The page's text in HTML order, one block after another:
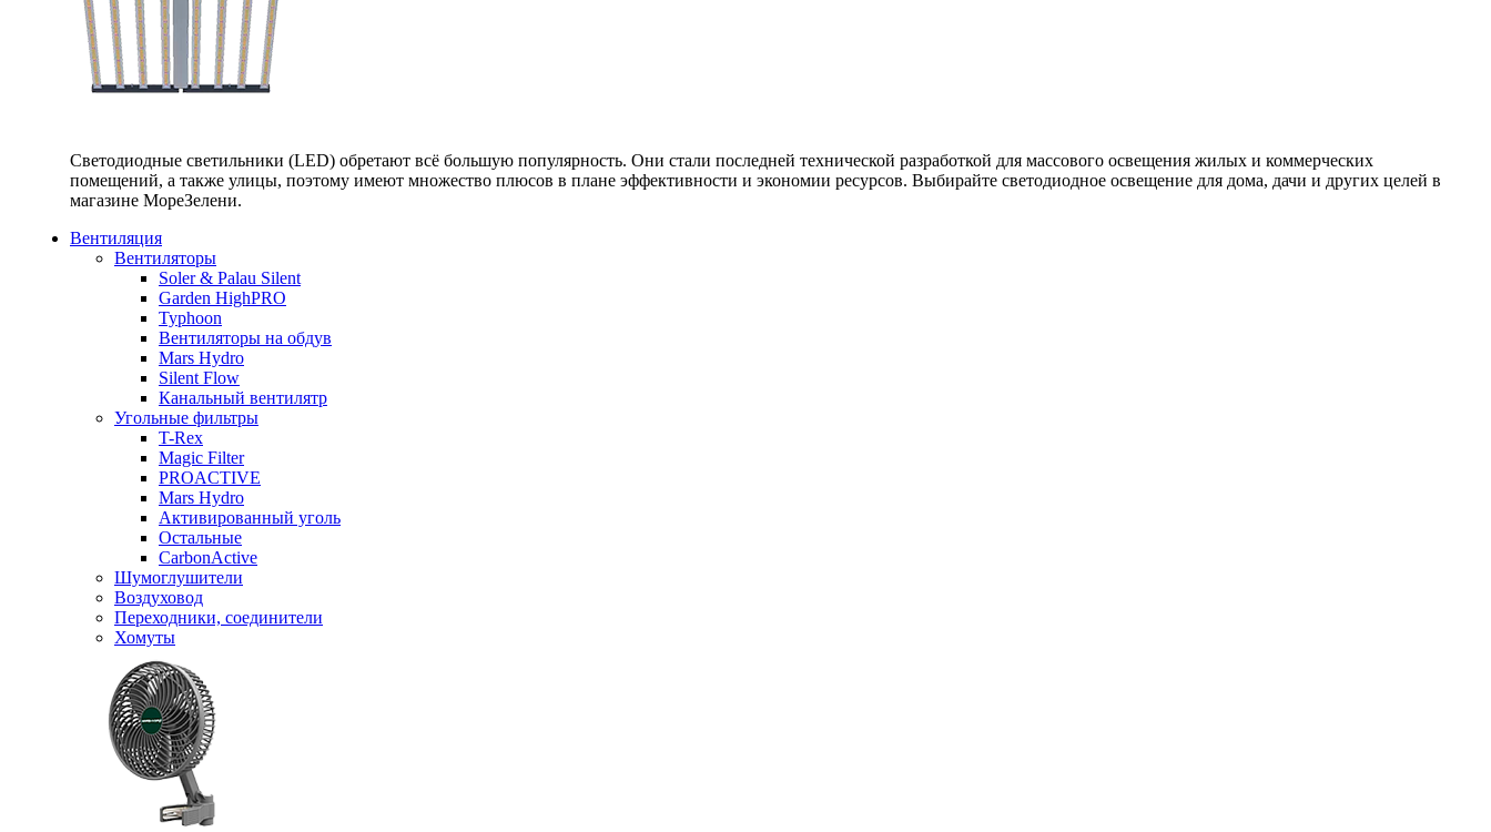
Светодиодные светильники (LED) обретают всё большую популярность. Они стали последней технической разработкой для массового освещения жилых и коммерческих
помещений, а также улицы, поэтому имеют множество плюсов в плане эффективности и экономии ресурсов. Выбирайте светодиодное освещение для дома, дачи и других целей в
магазине МореЗелени.
Вентиляция
Вентиляторы
Soler & Palau Silent
Garden HighPRO
Typhoon
Вентиляторы на обдув
Mars Hydro
Silent Flow
Канальный вентилятр
Угольные фильтры
T-Rex
Magic Filter
PROACTIVE
Mars Hydro
Активированный уголь
Остальные
CarbonActive
Шумоглушители
Воздуховод
Переходники, соединители
Хомуты